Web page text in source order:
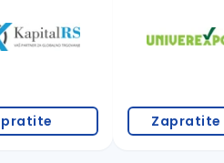
Zapratite